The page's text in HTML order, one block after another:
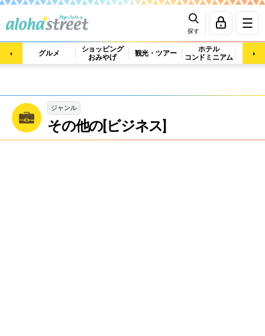
探す
グルメ
ショッピング
おみやげ
観光・ツアー
ホテル
コンドミニアム
マッ
ジャンル
その他の[ビジネス]